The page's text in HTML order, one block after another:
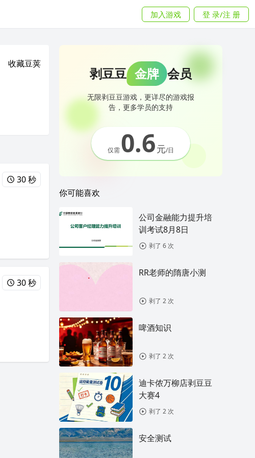
加入游戏 登 录/注 册
收藏豆荚
30 秒
30 秒
剥豆豆 金牌 会员
无限剥豆豆游戏，更详尽的游戏报
告，更多学员的支持
仅需0.6元/日
你可能喜欢
公司金融能力提升培
训考试8月8日
剥了 6 次
RR老师的隋唐小测
剥了 2 次
啤酒知识
剥了 2 次
迪卡侬万柳店剥豆豆
大赛4
剥了 2 次
安全测试